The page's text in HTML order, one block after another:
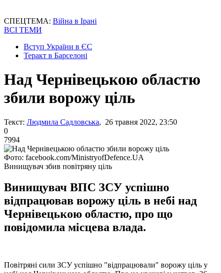
СПЕЦТЕМА: Війна в Ірані
ВСІ ТЕМИ
Вступ України в ЄС
Теракт в Барселоні
Над Чернівецькою областю
збили ворожу ціль
Текст: Людмила Садловська, 26 травня 2022, 23:50
0
7994
Фото: facebook.com/MinistryofDefence.UA
Винищувач збив повітряну ціль
Винищувач ВПС ЗСУ успішно
відпрацював ворожу ціль в небі над
Чернівецькою областю, про що
повідомила місцева влада.
Повітряні сили ЗСУ успішно "відпрацювали" ворожу ціль у